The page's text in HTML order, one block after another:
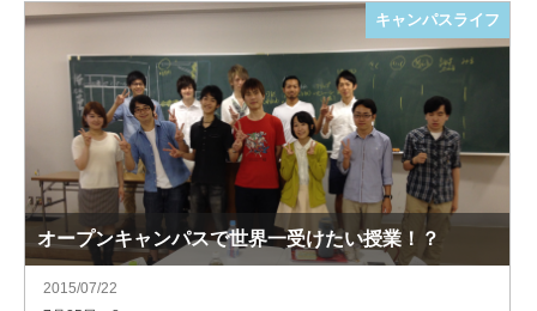
オープンキャンパスで世界一受けたい授業！？
キャンパスライフ
2015/07/22